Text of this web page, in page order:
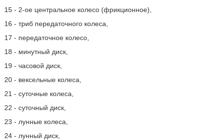
15 - 2-ое центральное колесо (фрикционное),
16 - триб передаточного колеса,
17 - передаточное колесо,
18 - минутный диск,
19 - часовой диск,
20 - вексельные колеса,
21 - суточные колеса,
22 - суточный диск,
23 - лунные колеса,
24 - лунный диск,